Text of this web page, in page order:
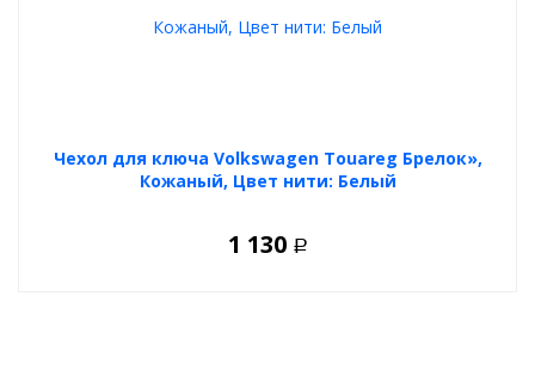
Чехол для ключа Volkswagen Touareg Брелок»,
Кожаный, Цвет нити: Белый
1 130 Р